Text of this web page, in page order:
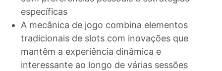
específicas
A mecânica de jogo combina elementos
tradicionais de slots com inovações que
mantêm a experiência dinâmica e
interessante ao longo de várias sessões